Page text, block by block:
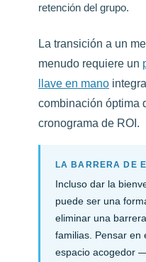
retención del grupo.
La transición a un
menudo requiere un
llave en mano
combinación óptima
cronograma de ROI.
LA BARRERA DE
Incluso dar la
puede ser una
eliminar una
familias. Pensar en
espacio acogedor